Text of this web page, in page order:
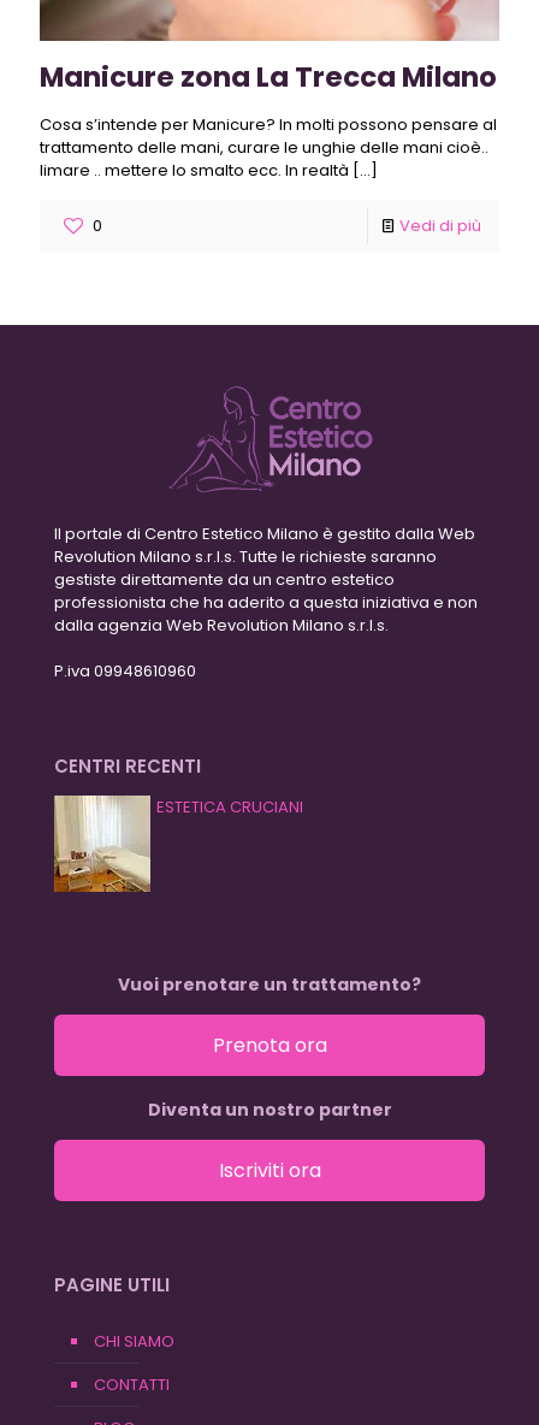
Manicure zona La Trecca Milano
Cosa s’intende per Manicure? In molti possono pensare al
trattamento delle mani, curare le unghie delle mani cioè..
limare .. mettere lo smalto ecc. In realtà […]
0 Vedi di più
Il portale di Centro Estetico Milano è gestito dalla Web
Revolution Milano s.r.l.s. Tutte le richieste saranno
gestiste direttamente da un centro estetico
professionista che ha aderito a questa iniziativa e non
dalla agenzia Web Revolution Milano s.r.l.s.
P.iva 09948610960
CENTRI RECENTI
ESTETICA CRUCIANI
Vuoi prenotare un trattamento?
Prenota ora
Diventa un nostro partner
Iscriviti ora
PAGINE UTILI
CHI SIAMO
CONTATTI